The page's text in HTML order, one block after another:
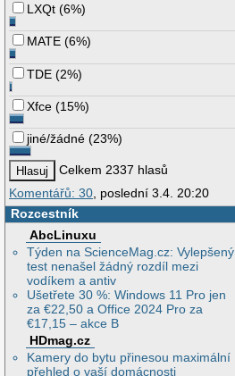
LXQt (6%)
MATE (6%)
TDE (2%)
Xfce (15%)
jiné/žádné (23%)
Celkem 2337 hlasů
Komentářů: 30 , poslední 3.4. 20:20
Rozcestník
AbcLinuxu
Týden na ScienceMag.cz: Vylepšený
test nenašel žádný rozdíl mezi
vodíkem a antiv
Ušetřete 30 %: Windows 11 Pro jen
za €22,50 a Office 2024 Pro za
€17,15 – akce B
HDmag.cz
Kamery do bytu přinesou maximální
přehled o vaší domácnosti